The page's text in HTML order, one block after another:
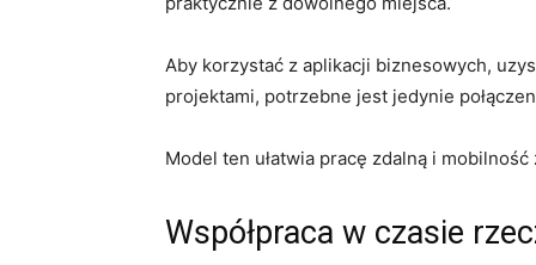
Aby korzystać z aplikacji biznesowych,
projektami, potrzebne jest jedynie
Model ten ułatwia pracę zdalną i mobilność
Współpraca w czasie